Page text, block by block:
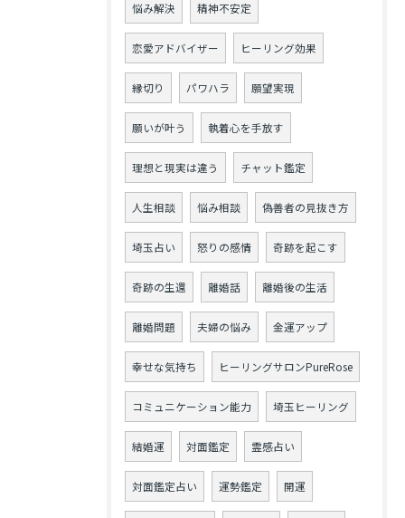
悩み解決 精神不安定
恋愛アドバイザー ヒーリング効果
縁切り パワハラ 願望実現
願いが叶う 執着心を手放す
理想と現実は違う チャット鑑定
人生相談 悩み相談 偽善者の見抜き方
埼玉占い 怒りの感情 奇跡を起こす
奇跡の生還 離婚話 離婚後の生活
離婚問題 夫婦の悩み 金運アップ
幸せな気持ち ヒーリングサロンPureRose
コミュニケーション能力 埼玉ヒーリング
結婚運 対面鑑定 霊感占い
対面鑑定占い 運勢鑑定 開運